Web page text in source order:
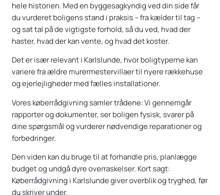
hele historien. Med en byggesagkyndig ved din side får
du vurderet boligens stand i praksis – fra kælder til tag –
og sat tal på de vigtigste forhold, så du ved, hvad der
haster, hvad der kan vente, og hvad det koster.
Det er især relevant i Karlslunde, hvor boligtyperne kan
variere fra ældre murermestervillaer til nyere rækkehuse
og ejerlejligheder med fælles installationer.
Vores køberrådgivning samler trådene: Vi gennemgår
rapporter og dokumenter, ser boligen fysisk, svarer på
dine spørgsmål og vurderer nødvendige reparationer og
forbedringer.
Den viden kan du bruge til at forhandle pris, planlægge
budget og undgå dyre overraskelser. Kort sagt:
Køberrådgivning i Karlslunde giver overblik og tryghed, før
du skriver under.